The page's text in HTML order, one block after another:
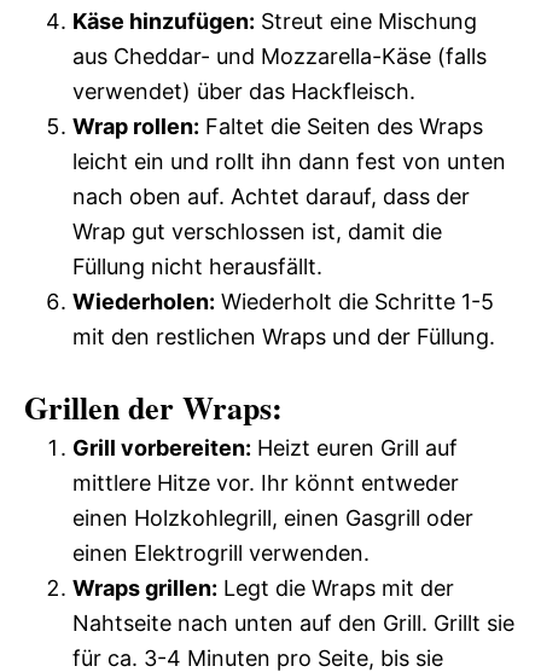
Käse hinzufügen: Streut eine Mischung
aus Cheddar- und Mozzarella-Käse (falls
verwendet) über das Hackfleisch.
Wrap rollen: Faltet die Seiten des Wraps
leicht ein und rollt ihn dann fest von unten
nach oben auf. Achtet darauf, dass der
Wrap gut verschlossen ist, damit die
Füllung nicht herausfällt.
Wiederholen: Wiederholt die Schritte 1-5
mit den restlichen Wraps und der Füllung.
Grillen der Wraps:
Grill vorbereiten: Heizt euren Grill auf
mittlere Hitze vor. Ihr könnt entweder
einen Holzkohlegrill, einen Gasgrill oder
einen Elektrogrill verwenden.
Wraps grillen: Legt die Wraps mit der
Nahtseite nach unten auf den Grill. Grillt sie
für ca. 3-4 Minuten pro Seite, bis sie